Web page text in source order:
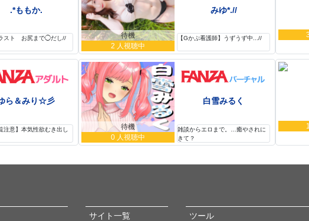
.*ももか.
スト お尻まで◯だし//
待機
2 人視聴中
みゆ*.//
【Gかぷ看護師】うずうず中...//
ら＆みり☆彡
注意】本気性欲むき出し
待機
0 人視聴中
白雪みるく
雑談からエロまで。…癒やされに
きて？
サイト一覧 ツール